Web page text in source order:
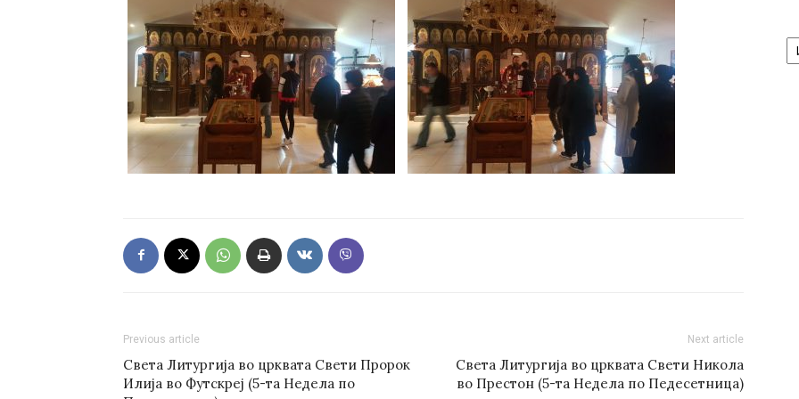
Previous article
Света Литургија во црквата Свети Пророк
Илија во Футскреј (5-та Недела по
Next article
Света Литургија во црквата Свети Никола
во Престон (5-та Недела по Педесетница)